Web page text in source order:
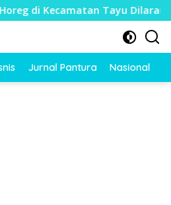
Tayu Dilarang
Jurnal Pantura Nasional